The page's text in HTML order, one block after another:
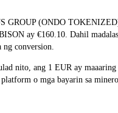
GROUP (ONDO
ay €160.10. Dahil
ng conversion.
nito, ang 1 EUR ay
o mga bayarin sa